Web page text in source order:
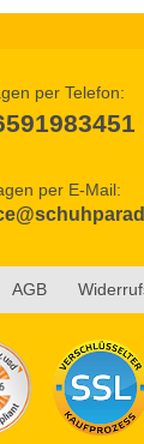
per Telefon:
per E-Mail:
AGB